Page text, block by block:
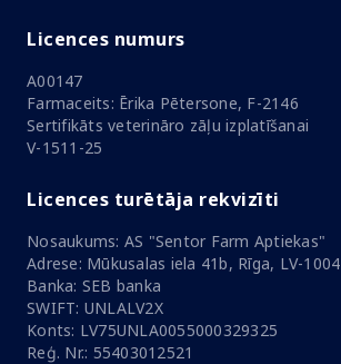
Licences numurs
A00147
Farmaceits: Ērika Pētersone, F-2146
Sertifikāts veterināro zāļu izplatīšanai
V-1511-25
Licences turētāja rekvizīti
Nosaukums: AS "Sentor Farm Aptiekas"
Adrese: Mūkusalas iela 41b, Rīga, LV-1004
Banka: SEB banka
SWIFT: UNLALV2X
Konts: LV75UNLA0055000329325
Reģ. Nr.: 55403012521